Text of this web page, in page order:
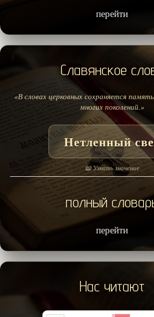
перейти
Славянское
«В словах церковных сохраняется
многих поколений.»
Нетленный
📖 Узнать значение
полный
перейти
Нас читают